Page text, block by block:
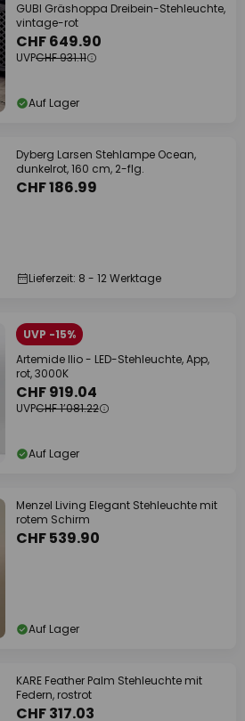
GUBI Gräshoppa Dreibein-Stehleuchte,
vintage-rot
CHF 649.90
UVPCHF 931.11
Auf Lager
Dyberg Larsen Stehlampe Ocean,
dunkelrot, 160 cm, 2-flg.
CHF 186.99
Lieferzeit: 8 - 12 Werktage
UVP -15%
Artemide Ilio - LED-Stehleuchte, App,
rot, 3000K
CHF 919.04
UVPCHF 1’081.22
Auf Lager
Menzel Living Elegant Stehleuchte mit
rotem Schirm
CHF 539.90
Auf Lager
KARE Feather Palm Stehleuchte mit
Federn, rostrot
CHF 317.03